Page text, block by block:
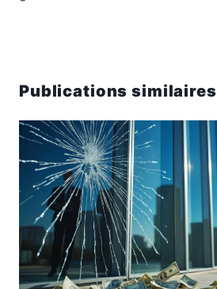
Publications similaires